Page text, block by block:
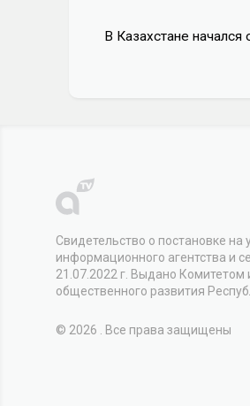
В Казахстане
Свидетельство о постановке на
информационного агентства и
21.07.2022 г. Выдано
общественного развития
© 2026 . Все права защищены